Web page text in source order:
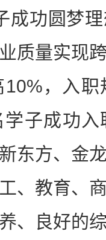
成功圆梦
质量实现
，入
学子成功
东方、金
、教育、
、良好的